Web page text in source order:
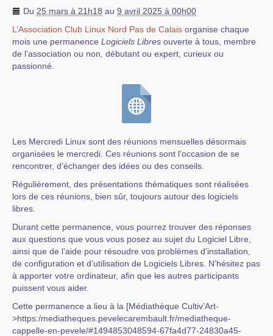
Du 25 mars à 21h18 au 9 avril 2025 à 00h00
L’Association Club Linux Nord Pas de Calais organise chaque
mois une permanence Logiciels Libres ouverte à tous, membre
de l’association ou non, débutant ou expert, curieux ou
passionné.
Les Mercredi Linux sont des réunions mensuelles désormais
organisées le mercredi. Ces réunions sont l’occasion de se
rencontrer, d’échanger des idées ou des conseils.
Régulièrement, des présentations thématiques sont réalisées
lors de ces réunions, bien sûr, toujours autour des logiciels
libres.
Durant cette permanence, vous pourrez trouver des réponses
aux questions que vous vous posez au sujet du Logiciel Libre,
ainsi que de l’aide pour résoudre vos problèmes d’installation,
de configuration et d’utilisation de Logiciels Libres. N’hésitez pas
à apporter votre ordinateur, afin que les autres participants
puissent vous aider.
Cette permanence a lieu à la [Médiathèque Cultiv’Art-
>https:/mediatheques.pevelecarembault.fr/mediatheque-
cappelle-en-pevele/#1494853048594-67fa4d77-24830a45-